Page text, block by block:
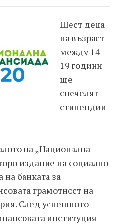
Шест деца
на възраст
между 14-
19 години
ще
спечелят
стипендии
на „Национална
издание на социално
на банката за
грамотност на
След успешното
институция